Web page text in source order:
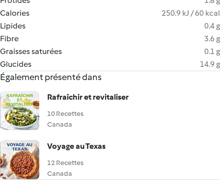
Calories
250.9 kJ / 60 kcal
Lipides
0.4 g
Fibre
3.6 g
Graisses saturées
0.1 g
Glucides
14.9 g
Également présenté dans
Rafraîchir et revitaliser
10 Recettes
Canada
Voyage au Texas
12 Recettes
Canada